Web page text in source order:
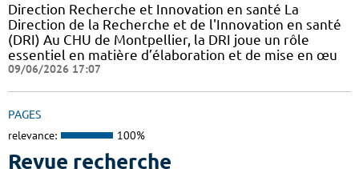
Direction Recherche et Innovation en santé La
Direction de la Recherche et de l'Innovation en santé
(DRI) Au CHU de Montpellier, la DRI joue un rôle
essentiel en matière d’élaboration et de mise en œu
09/06/2026 17:07
PAGES
relevance: 100%
Revue recherche